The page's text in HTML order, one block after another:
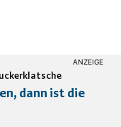
dann ist die